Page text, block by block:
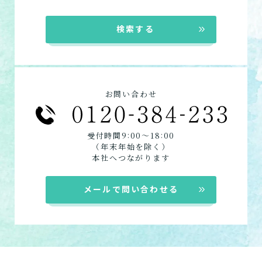
ショートステイ
定期巡回
居宅介護支援
検索する
お問い合わせ
受付時間9 :00〜18 :00
（年末年始を除く）
本社へつながります
メールで問い合わせる